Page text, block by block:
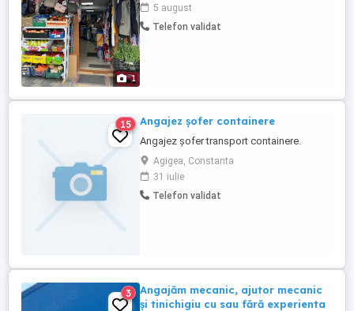
1
5 august
Telefon validat
15 Angajez șofer containere
Angajez șofer transport containere.
Agigea, Constanta
31 iulie
Telefon validat
3
Angajăm mecanic, ajutor mecanic
și tinichigiu cu sau fără experienta